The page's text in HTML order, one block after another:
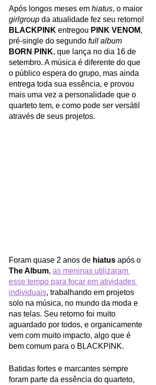
Após longos meses em hiatus, o maior
girlgroup da atualidade fez seu retorno!
BLACKPINK entregou PINK VENOM,
pré-single do segundo full album
BORN PINK, que lança no dia 16 de
setembro. A música é diferente do que
o público espera do grupo, mas ainda
entrega toda sua essência, e provou
mais uma vez a personalidade que o
quarteto tem, e como pode ser versátil
através de seus projetos.
Foram quase 2 anos de hiatus após o
The Album, as meninas utilizaram
esse tempo para focar em atividades
individuais, trabalhando em projetos
solo na música, no mundo da moda e
nas telas. Seu retorno foi muito
aguardado por todos, e organicamente
vem com muito impacto, algo que é
bem comum para o BLACKPINK.
Batidas fortes e marcantes sempre
foram parte da essência do quarteto,